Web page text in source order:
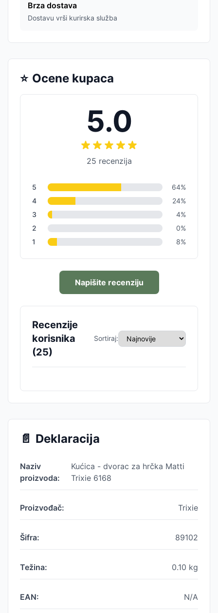
Brza dostava
Dostavu vrši kurirska služba
⭐ Ocene kupaca
5.0
25 recenzija
5 64%
4
24%
3
4%
2
0%
1
8%
Napišite recenziju
Recenzije
korisnika
(25)
Sortiraj:
📄 Deklaracija
Naziv
proizvoda:
Kućica - dvorac za hrčka Matti
Trixie 6168
Proizvođač: Trixie
Šifra: 89102
Težina: 0.10 kg
EAN: N/A